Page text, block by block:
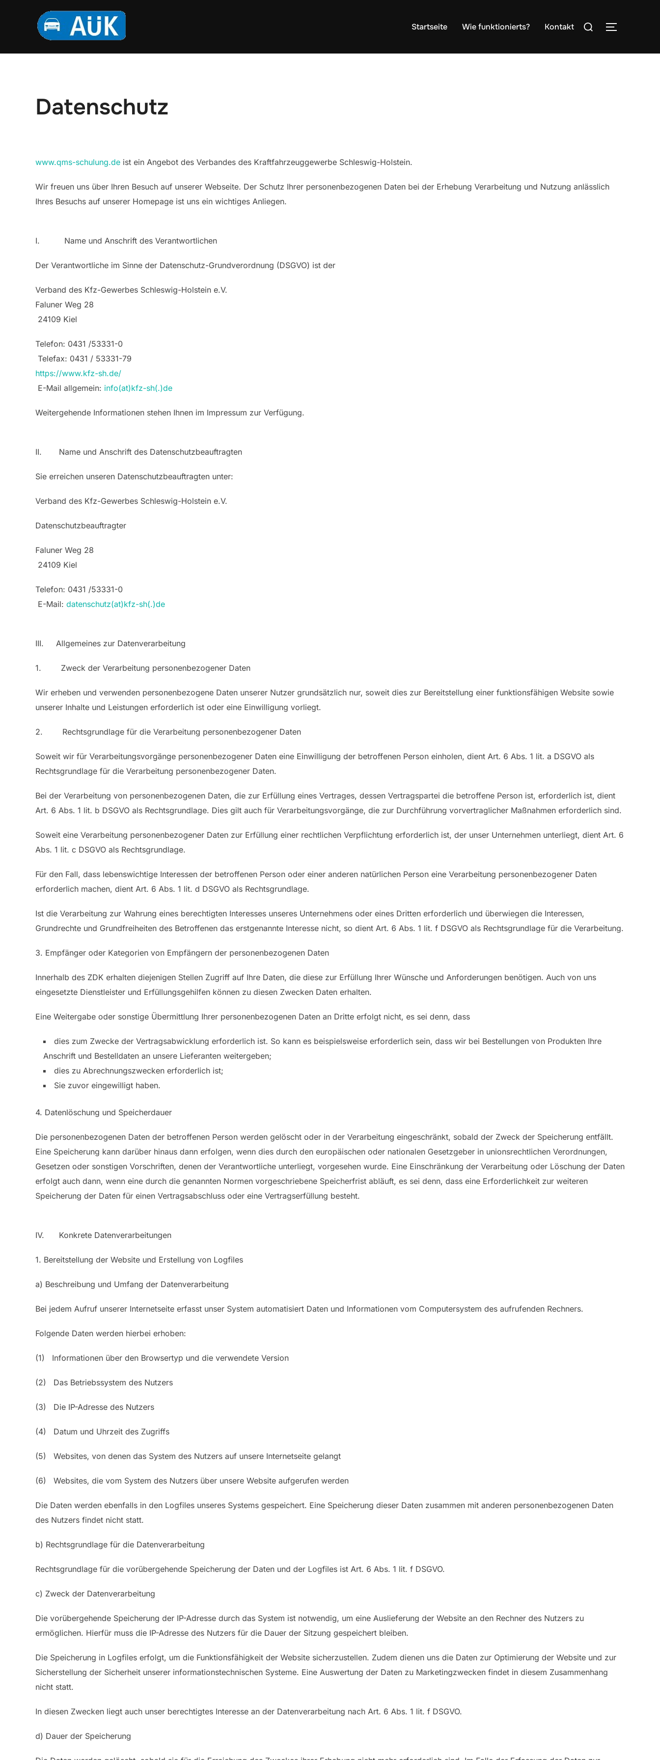
Startseite Wie funktionierts? Kontakt
Suchen
nach:
Datenschutz
www.qms-schulung.de ist ein Angebot des Verbandes des Kraftfahrzeuggewerbe Schleswig-Holstein.
Wir freuen uns über Ihren Besuch auf unserer Webseite. Der Schutz Ihrer personenbezogenen Daten bei der Erhebung Verarbeitung und Nutzung anlässlich
Ihres Besuchs auf unserer Homepage ist uns ein wichtiges Anliegen.
I. Name und Anschrift des Verantwortlichen
Der Verantwortliche im Sinne der Datenschutz-Grundverordnung (DSGVO) ist der
Verband des Kfz-Gewerbes Schleswig-Holstein e.V.
Faluner Weg 28
24109 Kiel
Telefon: 0431 /53331-0
Telefax: 0431 / 53331-79
https://www.kfz-sh.de/
E-Mail allgemein: info(at)kfz-sh(.)de
Weitergehende Informationen stehen Ihnen im Impressum zur Verfügung.
II. Name und Anschrift des Datenschutzbeauftragten
Sie erreichen unseren Datenschutzbeauftragten unter:
Verband des Kfz-Gewerbes Schleswig-Holstein e.V.
Datenschutzbeauftragter
Faluner Weg 28
24109 Kiel
Telefon: 0431 /53331-0
E-Mail: datenschutz(at)kfz-sh(.)de
III. Allgemeines zur Datenverarbeitung
1. Zweck der Verarbeitung personenbezogener Daten
Wir erheben und verwenden personenbezogene Daten unserer Nutzer grundsätzlich nur, soweit dies zur Bereitstellung einer funktionsfähigen Website sowie
unserer Inhalte und Leistungen erforderlich ist oder eine Einwilligung vorliegt.
2. Rechtsgrundlage für die Verarbeitung personenbezogener Daten
Soweit wir für Verarbeitungsvorgänge personenbezogener Daten eine Einwilligung der betroffenen Person einholen, dient Art. 6 Abs. 1 lit. a DSGVO als
Rechtsgrundlage für die Verarbeitung personenbezogener Daten.
Bei der Verarbeitung von personenbezogenen Daten, die zur Erfüllung eines Vertrages, dessen Vertragspartei die betroffene Person ist, erforderlich ist, dient
Art. 6 Abs. 1 lit. b DSGVO als Rechtsgrundlage. Dies gilt auch für Verarbeitungsvorgänge, die zur Durchführung vorvertraglicher Maßnahmen erforderlich sind.
Soweit eine Verarbeitung personenbezogener Daten zur Erfüllung einer rechtlichen Verpflichtung erforderlich ist, der unser Unternehmen unterliegt, dient Art. 6
Abs. 1 lit. c DSGVO als Rechtsgrundlage.
Für den Fall, dass lebenswichtige Interessen der betroffenen Person oder einer anderen natürlichen Person eine Verarbeitung personenbezogener Daten
erforderlich machen, dient Art. 6 Abs. 1 lit. d DSGVO als Rechtsgrundlage.
Ist die Verarbeitung zur Wahrung eines berechtigten Interesses unseres Unternehmens oder eines Dritten erforderlich und überwiegen die Interessen,
Grundrechte und Grundfreiheiten des Betroffenen das erstgenannte Interesse nicht, so dient Art. 6 Abs. 1 lit. f DSGVO als Rechtsgrundlage für die Verarbeitung.
3. Empfänger oder Kategorien von Empfängern der personenbezogenen Daten
Innerhalb des ZDK erhalten diejenigen Stellen Zugriff auf Ihre Daten, die diese zur Erfüllung Ihrer Wünsche und Anforderungen benötigen. Auch von uns
eingesetzte Dienstleister und Erfüllungsgehilfen können zu diesen Zwecken Daten erhalten.
Eine Weitergabe oder sonstige Übermittlung Ihrer personenbezogenen Daten an Dritte erfolgt nicht, es sei denn, dass
dies zum Zwecke der Vertragsabwicklung erforderlich ist. So kann es beispielsweise erforderlich sein, dass wir bei Bestellungen von Produkten Ihre
Anschrift und Bestelldaten an unsere Lieferanten weitergeben;
dies zu Abrechnungszwecken erforderlich ist;
Sie zuvor eingewilligt haben.
4. Datenlöschung und Speicherdauer
Die personenbezogenen Daten der betroffenen Person werden gelöscht oder in der Verarbeitung eingeschränkt, sobald der Zweck der Speicherung entfällt.
Eine Speicherung kann darüber hinaus dann erfolgen, wenn dies durch den europäischen oder nationalen Gesetzgeber in unionsrechtlichen Verordnungen,
Gesetzen oder sonstigen Vorschriften, denen der Verantwortliche unterliegt, vorgesehen wurde. Eine Einschränkung der Verarbeitung oder Löschung der Daten
erfolgt auch dann, wenn eine durch die genannten Normen vorgeschriebene Speicherfrist abläuft, es sei denn, dass eine Erforderlichkeit zur weiteren
Speicherung der Daten für einen Vertragsabschluss oder eine Vertragserfüllung besteht.
IV. Konkrete Datenverarbeitungen
1. Bereitstellung der Website und Erstellung von Logfiles
a) Beschreibung und Umfang der Datenverarbeitung
Bei jedem Aufruf unserer Internetseite erfasst unser System automatisiert Daten und Informationen vom Computersystem des aufrufenden Rechners.
Folgende Daten werden hierbei erhoben:
(1) Informationen über den Browsertyp und die verwendete Version
(2) Das Betriebssystem des Nutzers
(3) Die IP-Adresse des Nutzers
(4) Datum und Uhrzeit des Zugriffs
(5) Websites, von denen das System des Nutzers auf unsere Internetseite gelangt
(6) Websites, die vom System des Nutzers über unsere Website aufgerufen werden
Die Daten werden ebenfalls in den Logfiles unseres Systems gespeichert. Eine Speicherung dieser Daten zusammen mit anderen personenbezogenen Daten
des Nutzers findet nicht statt.
b) Rechtsgrundlage für die Datenverarbeitung
Rechtsgrundlage für die vorübergehende Speicherung der Daten und der Logfiles ist Art. 6 Abs. 1 lit. f DSGVO.
c) Zweck der Datenverarbeitung
Die vorübergehende Speicherung der IP-Adresse durch das System ist notwendig, um eine Auslieferung der Website an den Rechner des Nutzers zu
ermöglichen. Hierfür muss die IP-Adresse des Nutzers für die Dauer der Sitzung gespeichert bleiben.
Die Speicherung in Logfiles erfolgt, um die Funktionsfähigkeit der Website sicherzustellen. Zudem dienen uns die Daten zur Optimierung der Website und zur
Sicherstellung der Sicherheit unserer informationstechnischen Systeme. Eine Auswertung der Daten zu Marketingzwecken findet in diesem Zusammenhang
nicht statt.
In diesen Zwecken liegt auch unser berechtigtes Interesse an der Datenverarbeitung nach Art. 6 Abs. 1 lit. f DSGVO.
d) Dauer der Speicherung